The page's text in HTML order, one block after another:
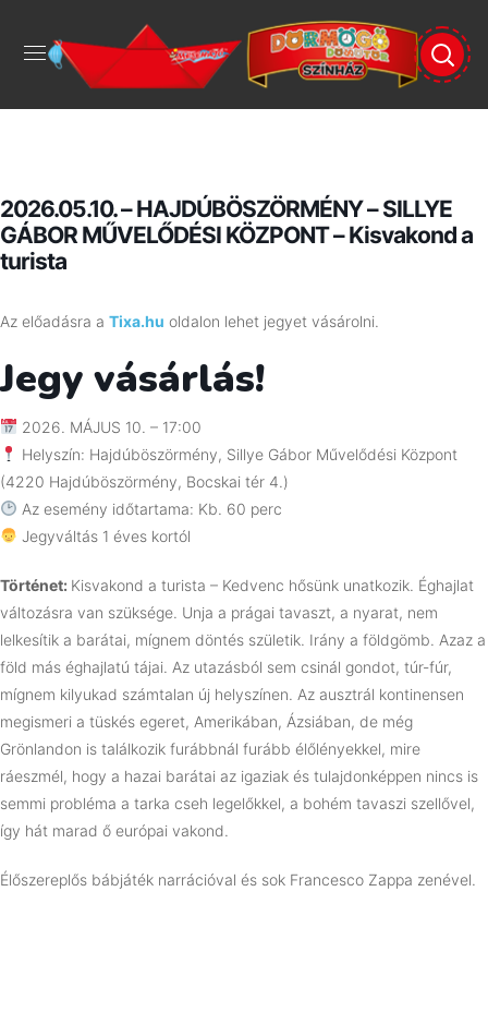
2026.05.10. – HAJDÚBÖSZÖRMÉNY – SILLYE
GÁBOR MŰVELŐDÉSI KÖZPONT – Kisvakond a
turista
Az előadásra a Tixa.hu oldalon lehet jegyet vásárolni.
Jegy vásárlás!
2026. MÁJUS 10. – 17:00
Helyszín: Hajdúböszörmény, Sillye Gábor Művelődési Központ
(4220 Hajdúböszörmény, Bocskai tér 4.)
Az esemény időtartama: Kb. 60 perc
Jegyváltás 1 éves kortól
Történet: Kisvakond a turista – Kedvenc hősünk unatkozik. Éghajlat
változásra van szüksége. Unja a prágai tavaszt, a nyarat, nem
lelkesítik a barátai, mígnem döntés születik. Irány a földgömb. Azaz a
föld más éghajlatú tájai. Az utazásból sem csinál gondot, túr-fúr,
mígnem kilyukad számtalan új helyszínen. Az ausztrál kontinensen
megismeri a tüskés egeret, Amerikában, Ázsiában, de még
Grönlandon is találkozik furábbnál furább élőlényekkel, mire
ráeszmél, hogy a hazai barátai az igaziak és tulajdonképpen nincs is
semmi probléma a tarka cseh legelőkkel, a bohém tavaszi szellővel,
így hát marad ő európai vakond.
Élőszereplős bábjáték narrációval és sok Francesco Zappa zenével.